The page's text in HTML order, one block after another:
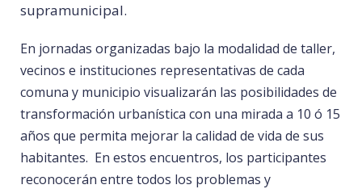
supramunicipal.
En jornadas organizadas bajo la modalidad de taller,
vecinos e instituciones representativas de cada
comuna y municipio visualizarán las posibilidades de
transformación urbanística con una mirada a 10 ó 15
años que permita mejorar la calidad de vida de sus
habitantes. En estos encuentros, los participantes
reconocerán entre todos los problemas y